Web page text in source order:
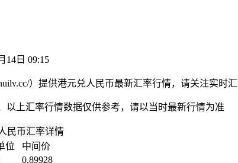
14日 09:15
）提供港元兑人民币最新汇率行情，请关注实时
以上汇率行情数据仅供参考，请以当时最新行情为准
民币汇率详情
位
中间价
0.89928